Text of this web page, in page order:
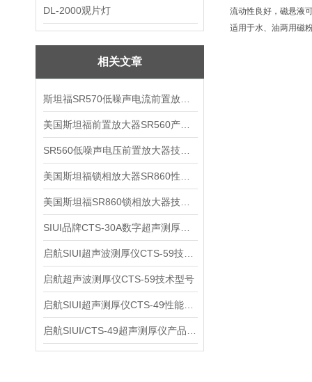
DL-2000观片灯
相关文章
启航超声波测厚仪CTS-59技术型号
流动性良好，磁悬液
适用于水、油两用磁